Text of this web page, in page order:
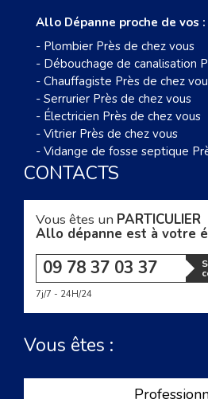
Allo Dépanne proche de vos :
- Plombier Près de chez vous
- Débouchage de canalisation
- Chauffagiste Près de chez
- Serrurier Près de chez vous
- Électricien Près de chez vous
- Vitrier Près de chez vous
- Vidange de fosse septique
CONTACTS
Vous êtes un PARTICULIER
Allo dépanne est à votre
09 78 37 03 37
7j/7 - 24H/24
Vous êtes :